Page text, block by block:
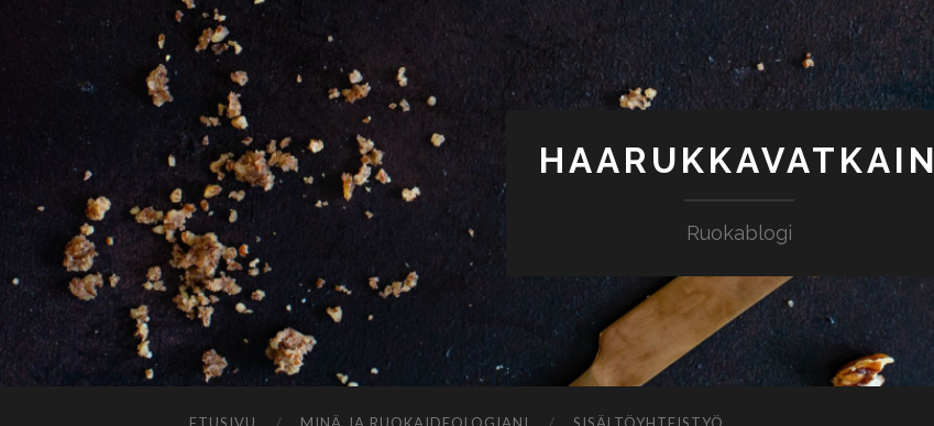
HAARUKKAVATKAIN
Ruokablogi